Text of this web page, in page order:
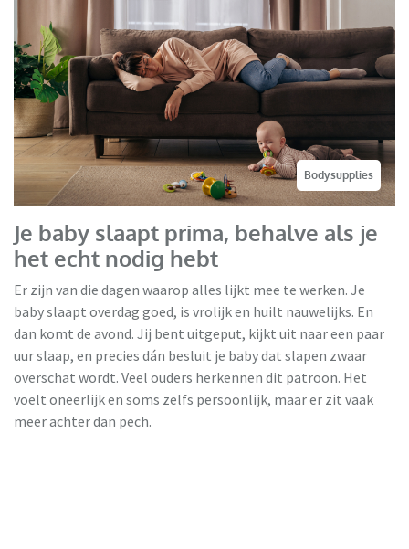
Bodysupplies
Je baby slaapt prima, behalve als je
het echt nodig hebt
Er zijn van die dagen waarop alles lijkt mee te werken. Je
baby slaapt overdag goed, is vrolijk en huilt nauwelijks. En
dan komt de avond. Jij bent uitgeput, kijkt uit naar een paar
uur slaap, en precies dán besluit je baby dat slapen zwaar
overschat wordt. Veel ouders herkennen dit patroon. Het
voelt oneerlijk en soms zelfs persoonlijk, maar er zit vaak
meer achter dan pech.